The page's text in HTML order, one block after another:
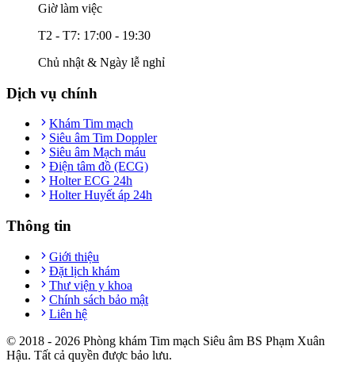
Giờ làm việc
T2 - T7: 17:00 - 19:30
Chủ nhật & Ngày lễ nghỉ
Dịch vụ chính
Khám Tim mạch
Siêu âm Tim Doppler
Siêu âm Mạch máu
Điện tâm đồ (ECG)
Holter ECG 24h
Holter Huyết áp 24h
Thông tin
Giới thiệu
Đặt lịch khám
Thư viện y khoa
Chính sách bảo mật
Liên hệ
© 2018 - 2026 Phòng khám Tim mạch Siêu âm BS Phạm Xuân
Hậu. Tất cả quyền được bảo lưu.